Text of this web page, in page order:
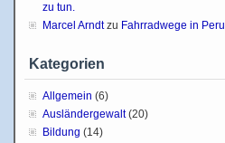
zu tun.
Marcel Arndtzu Fahrradwege in Peru
Kategorien
Allgemein (6)
Ausländergewalt(20)
Bildung (14)